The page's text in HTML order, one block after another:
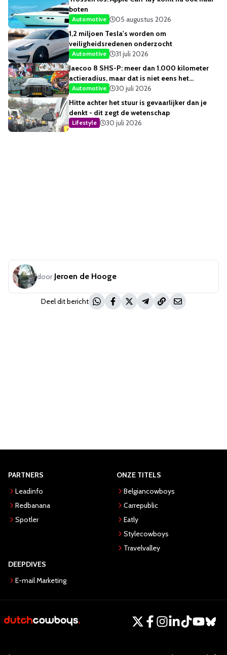
boten
Automotive
05 augustus 2026
1,2 miljoen Tesla's worden om
veiligheidsredenen onderzocht
Automotive
31 juli 2026
Jaecoo 8 SHS-P: meer dan 1.000 kilometer
actieradius, maar dat is niet eens het
opvallendste
Automotive
30 juli 2026
Hitte achter het stuur is gevaarlijker dan je
denkt - dit zegt de wetenschap
Lifestyle 30 juli 2026
door Jeroen de Hooge
Deel dit bericht
PARTNERS
Leadinfo
Redbanana
Spotler
ONZE TITELS
Belgiancowboys
Carrepublic
Eatly
Stylecowboys
Travelvalley
DEEPDIVES
E-mail Marketing